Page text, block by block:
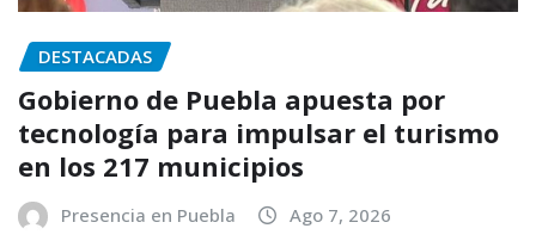
DESTACADAS
Gobierno de Puebla apuesta por
tecnología para impulsar el turismo
en los 217 municipios
Presencia en Puebla Ago 7, 2026